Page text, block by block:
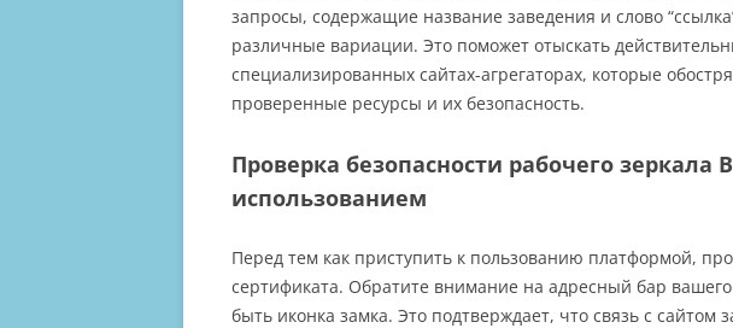
запросы, содержащие название заведения и слово
различные вариации. Это поможет отыскать
специализированных сайтах-агрегаторах, которые
проверенные ресурсы и их безопасность.
Проверка безопасности рабочего зеркала
использованием
Перед тем как приступить к пользованию платформой,
сертификата. Обратите внимание на адресный бар
быть иконка замка. Это подтверждает, что связь с